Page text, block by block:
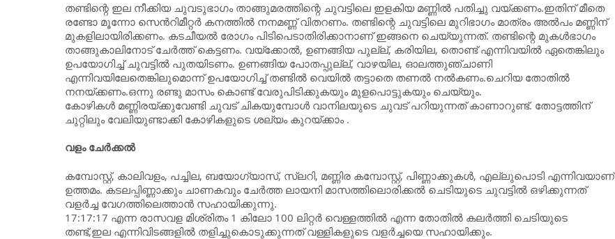
തണ്ടിന്റെ ഇല നീക്കിയ ചുവടുഭാഗം താങ്ങുമരത്തിന്റെ ചുവട്ടിലെ ഇളകിയ മണ്ണില്‍ പതിച്ചു വയ്ക്കണം.ഇതിന് മീതെ
രണ്ടോ മൂന്നോ സെന്‍റിമീറ്റര്‍ കനത്തില്‍ നനമണ്ണ് വിതറണം. തണ്ടിന്റെ ചുവട്ടിലെ മുറിഭാഗം മാത്രം അല്‍പം മണ്ണിന്
മുകളിലായിരിക്കണം. കടചീയല്‍ രോഗം പിടിപെടാതിരിക്കാനാണ് ഇങ്ങനെ ചെയ്യുന്നത്. തണ്ടിന്റെ മുകള്‍ഭാഗം
താങ്ങുകാലിനോട് ചേര്‍ത്ത് കെട്ടണം. വയ്ക്കോല്‍, ഉണങ്ങിയ പുല്ല്, കരിയില, തൊണ്ട് എന്നിവയില്‍ ഏതെങ്കിലും
ഉപയോഗിച്ച് ചുവട്ടില്‍ പുതയിടണം. ഉണങ്ങിയ പോതപ്പുല്ല്, വാഴയില, ഓലത്തുഞ്ചാണി
എന്നിവയിലേതെങ്കിലുമൊന്ന് ഉപയോഗിച്ച് തണ്ടില്‍ വെയില്‍ തട്ടാതെ തണല്‍ നല്‍കണം.ചെറിയ തോതില്‍
നനയ്ക്കണം.ഒന്നു രണ്ടു മാസം കൊണ്ട് വേരുപിടിക്കുകയും മുളപൊട്ടുകയും ചെയ്യും.
കോഴികള്‍ മണ്ണിരയ്ക്കുവേണ്ടി ചുവട് ചികയുമ്പോള്‍ വാനിലയുടെ ചുവട് പറിയുന്നത് കാണാറുണ്ട്‌. തോട്ടത്തിന്
ചുറ്റിലും വേലിയുണ്ടാക്കി കോഴികളുടെ ശല്യം കുറയ്ക്കാം .
വളം ചേര്‍ക്കല്‍
കമ്പോസ്റ്റ്, കാലിവളം, പച്ചില, ബയോഗ്യാസ്‌, സ്ലറി, മണ്ണിര കമ്പോസ്റ്റ്, പിണ്ണാക്കുകള്‍, എല്ലുപൊടി എന്നിവയാണ്
ഉത്തമം. കടലപ്പിണ്ണാക്കും ചാണകവും ചേര്‍ത്ത ലായനി മാസത്തിലൊരിക്കല്‍ ചെടിയുടെ ചുവട്ടില്‍ ഒഴിക്കുന്നത്
വളര്‍ച്ച വേഗത്തിലെത്താന്‍ സഹായിക്കുന്നു.
17:17:17 എന്ന രാസവള മിശ്രിതം 1 കിലോ 100 ലിറ്റര്‍ വെള്ളത്തില്‍ എന്ന തോതില്‍ കലര്‍ത്തി ചെടിയുടെ
തണ്ട്,ഇല എന്നിവിടങ്ങളില്‍ തളിച്ചുകൊടുക്കുന്നത് വള്ളികളുടെ വളര്‍ച്ചയെ സഹായിക്കും.